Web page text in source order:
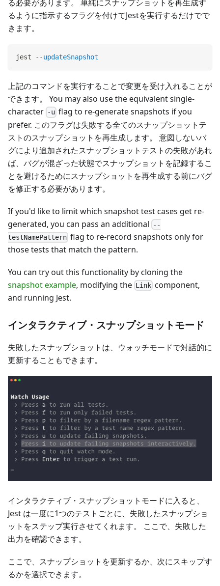
る必要があります。 単純にスナップショットを再生成す
るように指示するフラグを付けてJestを実行するだけでで
きます。
jest --updateSnapshot
上記のコマンドを実行することで変更を受け入れることが
できます。 You may also use the equivalent single-
character -u flag to re-generate snapshots if you
prefer. このフラグは失敗する全てのスナップショットテ
ストのスナップショットを再生成します。 意図しないバ
グにより追加されたスナップショットテストの失敗があれ
ば、バグが混ざった状態でスナップショットを記録するこ
とを避けるためにスナップショットを再生成する前にバグ
を修正する必要があります。
If you'd like to limit which snapshot test cases get re-
generated, you can pass an additional
--
testNamePattern flag to re-record snapshots only for
those tests that match the pattern.
You can try out this functionality by cloning the
snapshot example, modifying the Link component,
and running Jest.
インタラクティブ・スナップショットモード
失敗したスナップショットは、ウォッチモードで対話的に
更新することもできます。
インタラクティブ・スナップショットモードに入ると、
Jest は一度に1つのテストごとに、失敗したスナップショ
ットをステップ実行させてくれます。 ここで、失敗した
出力を確認できます。
ここで、スナップショットを更新するか、次にスキップす
るかを選択できます。